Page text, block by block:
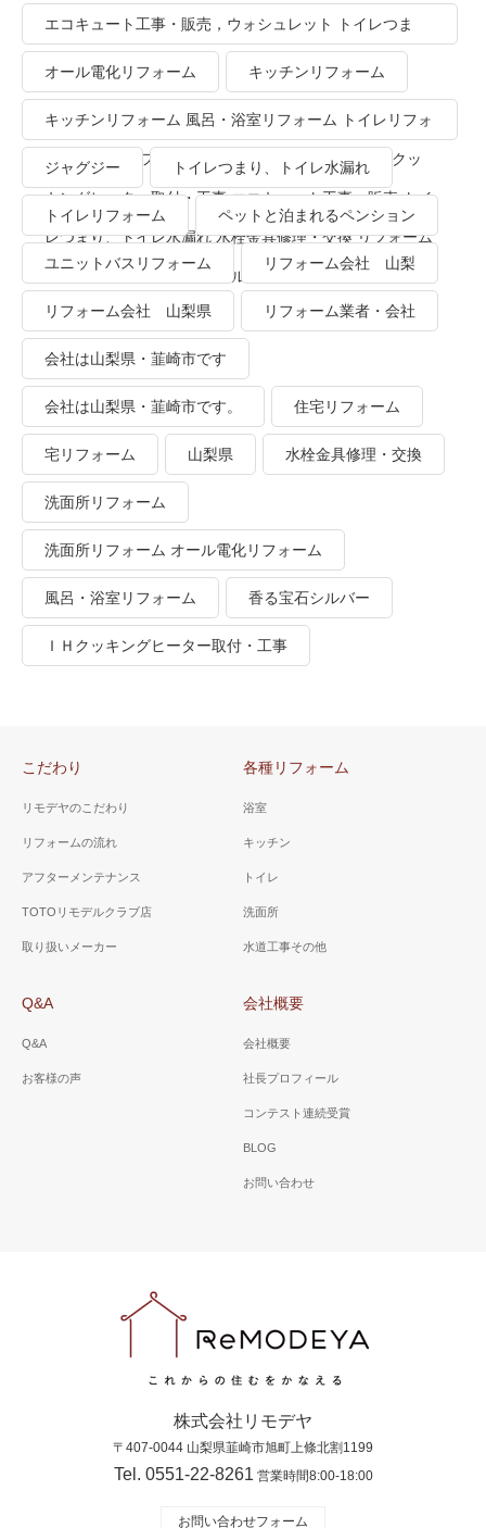
エコキュート工事・販売，ウォシュレット トイレつま
り、トイレ水漏れ
オール電化リフォーム キッチンリフォーム
キッチンリフォーム 風呂・浴室リフォーム トイレリフォ
ーム 洗面所リフォーム オール電化リフォーム ＩＨクッ
キングヒーター取付・工事 エコキュート工事・販売 トイ
レつまり、トイレ水漏れ 水栓金具修理・交換 リフォーム
業者・会社 ＴＯＴＯリモデルクラブ
ジャグジー トイレつまり、トイレ水漏れ
トイレリフォーム ペットと泊まれるペンション
ユニットバスリフォーム リフォーム会社 山梨
リフォーム会社 山梨県 リフォーム業者・会社
会社は山梨県・韮崎市です
会社は山梨県・韮崎市です。 住宅リフォーム
宅リフォーム 山梨県 水栓金具修理・交換
洗面所リフォーム
洗面所リフォーム オール電化リフォーム
風呂・浴室リフォーム 香る宝石シルバー
ＩＨクッキングヒーター取付・工事
こだわり
リモデヤのこだわり
リフォームの流れ
アフターメンテナンス
TOTOリモデルクラブ店
取り扱いメーカー
各種リフォーム
浴室
キッチン
トイレ
洗面所
水道工事その他
Q&A
Q&A
お客様の声
会社概要
会社概要
社長プロフィール
コンテスト連続受賞
BLOG
お問い合わせ
株式会社リモデヤ
〒407-0044 山梨県韮崎市旭町上條北割1199
Tel. 0551-22-8261 営業時間8:00-18:00
お問い合わせフォーム